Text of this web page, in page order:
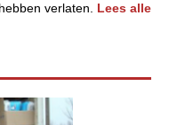
verlaten. Lees alle